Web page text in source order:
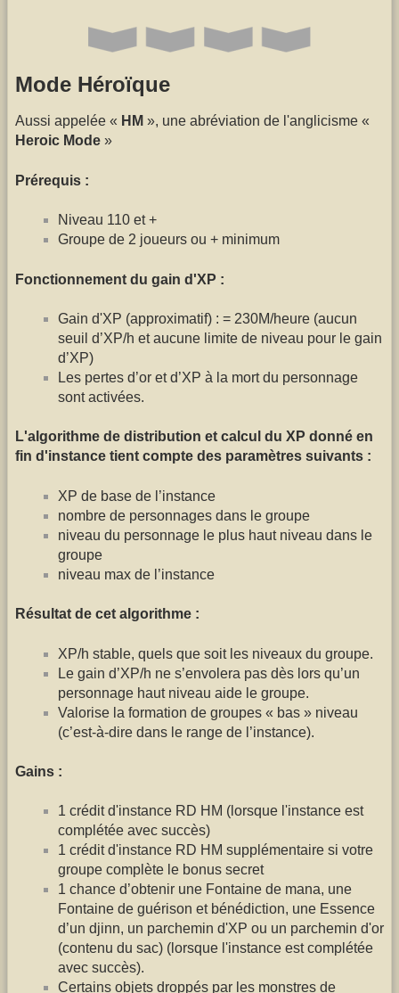
Mode Héroïque
Aussi appelée « HM », une abréviation de l'anglicisme «
Heroic Mode »
Prérequis :
Niveau 110 et +
Groupe de 2 joueurs ou + minimum
Fonctionnement du gain d'XP :
Gain d'XP (approximatif) : = 230M/heure (aucun
seuil d’XP/h et aucune limite de niveau pour le gain
d’XP)
Les pertes d’or et d’XP à la mort du personnage
sont activées.
L'algorithme de distribution et calcul du XP donné en
fin d'instance tient compte des paramètres suivants :
XP de base de l’instance
nombre de personnages dans le groupe
niveau du personnage le plus haut niveau dans le
groupe
niveau max de l’instance
Résultat de cet algorithme :
XP/h stable, quels que soit les niveaux du groupe.
Le gain d’XP/h ne s’envolera pas dès lors qu’un
personnage haut niveau aide le groupe.
Valorise la formation de groupes « bas » niveau
(c’est-à-dire dans le range de l’instance).
Gains :
1 crédit d'instance RD HM (lorsque l'instance est
complétée avec succès)
1 crédit d'instance RD HM supplémentaire si votre
groupe complète le bonus secret
1 chance d’obtenir une Fontaine de mana, une
Fontaine de guérison et bénédiction, une Essence
d’un djinn, un parchemin d'XP ou un parchemin d'or
(contenu du sac) (lorsque l'instance est complétée
avec succès).
Certains objets droppés par les monstres de